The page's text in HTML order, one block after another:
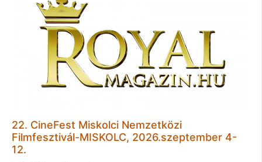
22. CineFest Miskolci Nemzetközi
Filmfesztivál-MISKOLC, 2026.szeptember 4-
12.